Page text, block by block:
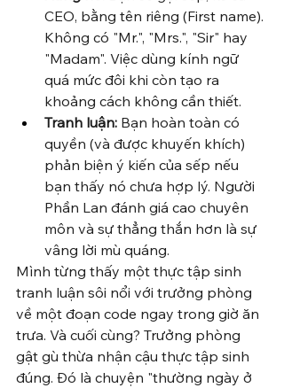
CEO, bằng tên riêng (First name).
Không có "Mr.", "Mrs.", "Sir" hay
"Madam". Việc dùng kính ngữ
quá mức đôi khi còn tạo ra
khoảng cách không cần thiết.
Tranh luận: Bạn hoàn toàn có
quyền (và được khuyến khích)
phản biện ý kiến của sếp nếu
bạn thấy nó chưa hợp lý. Người
Phần Lan đánh giá cao chuyên
môn và sự thẳng thắn hơn là sự
vâng lời mù quáng.
Mình từng thấy một thực tập sinh
tranh luận sôi nổi với trưởng phòng
về một đoạn code ngay trong giờ ăn
trưa. Và cuối cùng? Trưởng phòng
gật gù thừa nhận cậu thực tập sinh
đúng. Đó là chuyện "thường ngày ở